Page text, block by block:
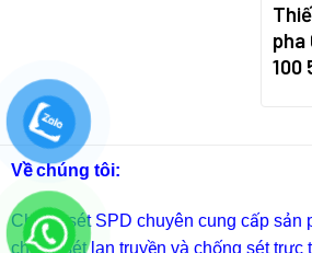
pha
100
Về chúng tôi:
Chống sét SPD chuyên cung cấp sản
chống sét lan truyền và chống sét trực